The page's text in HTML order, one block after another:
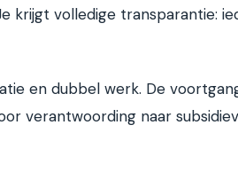
krijgt volledige transparantie:
en dubbel werk. De
verantwoording naar